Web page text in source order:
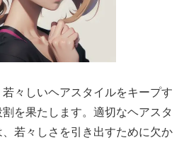
々しいヘアスタイルをキープす
を果たします。適切なヘアスタ
若々しさを引き出すために欠か